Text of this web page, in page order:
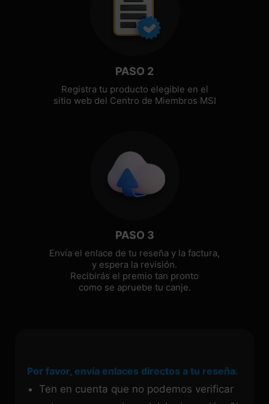
PASO 2
Registra tu producto elegible en el
sitio web del Centro de Miembros MSI
PASO 3
Envía el enlace de tu reseña y la factura,
y espera la revisión.
Recibirás el premio tan pronto
como se apruebe tu canje.
Por favor, envía enlaces directos a tu reseña.
Ten en cuenta que no podemos verificar